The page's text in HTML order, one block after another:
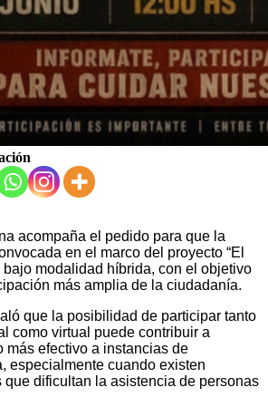
acompaña el pedido para que la
en el marco del proyecto “El
bajo modalidad híbrida, con el objetivo
más amplia de la ciudadanía.
que la posibilidad de participar tanto
como virtual puede contribuir a
más efectivo a instancias de
especialmente cuando existen
que dificultan la asistencia de personas